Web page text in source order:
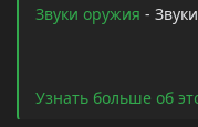
Звуки оружия -
Узнать больше об